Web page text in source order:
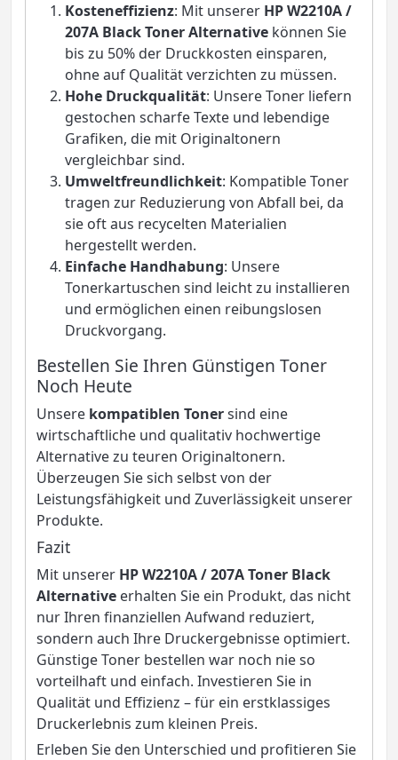
Kosteneffizienz: Mit unserer HP W2210A /
207A Black Toner Alternativekönnen Sie
bis zu 50% der Druckkosten einsparen,
ohne auf Qualität verzichten zu müssen.
Hohe Druckqualität: Unsere Toner liefern
gestochen scharfe Texte und lebendige
Grafiken, die mit Originaltonern
vergleichbar sind.
Umweltfreundlichkeit: Kompatible Toner
tragen zur Reduzierung von Abfall bei, da
sie oft aus recycelten Materialien
hergestellt werden.
Einfache Handhabung: Unsere
Tonerkartuschen sind leicht zu installieren
und ermöglichen einen reibungslosen
Druckvorgang.
Bestellen Sie Ihren Günstigen Toner
Noch Heute
Unsere kompatiblen Tonersind eine
wirtschaftliche und qualitativ hochwertige
Alternative zu teuren Originaltonern.
Überzeugen Sie sich selbst von der
Leistungsfähigkeit und Zuverlässigkeit unserer
Produkte.
Fazit
Mit unserer HP W2210A / 207A Toner Black
Alternativeerhalten Sie ein Produkt, das nicht
nur Ihren finanziellen Aufwand reduziert,
sondern auch Ihre Druckergebnisse optimiert.
Günstige Toner bestellen war noch nie so
vorteilhaft und einfach. Investieren Sie in
Qualität und Effizienz – für ein erstklassiges
Druckerlebnis zum kleinen Preis.
Erleben Sie den Unterschied und profitieren Sie